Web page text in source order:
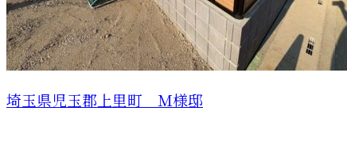
埼玉県児玉郡上里町 Ｍ様邸